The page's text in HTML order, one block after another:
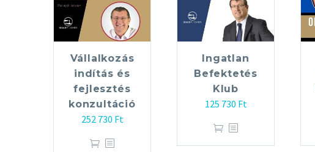
Vállalkozás
indítás és
fejlesztés
konzultáció
252 730 Ft
Ingatlan
Befektetés
Klub
125 730 Ft